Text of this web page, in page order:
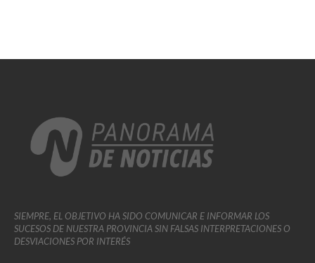
SIEMPRE, EL OBJETIVO HA SIDO COMUNICAR E INFORMAR LOS
SUCESOS DE NUESTRA PROVINCIA SIN FALSAS INTERPRETACIONES O
DESVIACIONES POR INTERÉS